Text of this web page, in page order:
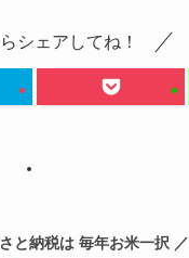
シェアしてね！
と納税は 毎年お米一択 ／